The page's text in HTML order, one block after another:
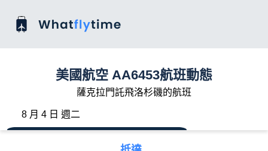
美國航空 AA6453航班動態
薩克拉門託飛洛杉磯的航班
8 月 4 日 週二